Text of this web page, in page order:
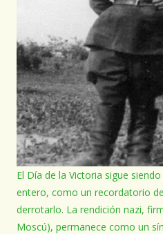
El Día de la Victoria sigue
entero, como un recordatorio
derrotarlo. La rendición nazi,
Moscú), permanece como un